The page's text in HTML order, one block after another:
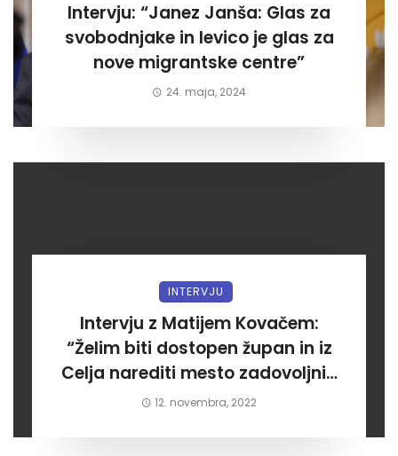
Intervju: “Janez Janša: Glas za
svobodnjake in levico je glas za
nove migrantske centre”
24. maja, 2024
INTERVJU
Intervju z Matijem Kovačem:
“Želim biti dostopen župan in iz
Celja narediti mesto zadovoljnih
meščanov”
12. novembra, 2022